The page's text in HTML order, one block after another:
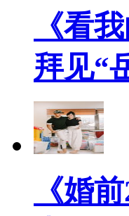
《看
拜见“
《婚